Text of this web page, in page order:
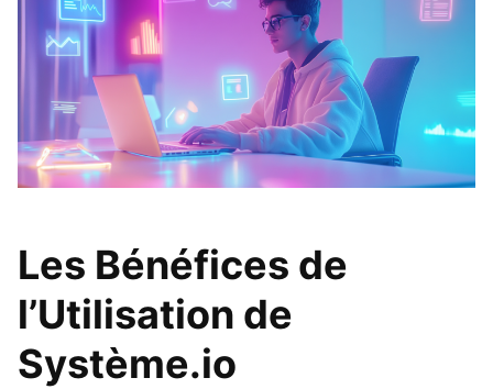
Les Bénéfices de
l’Utilisation de
Système.io